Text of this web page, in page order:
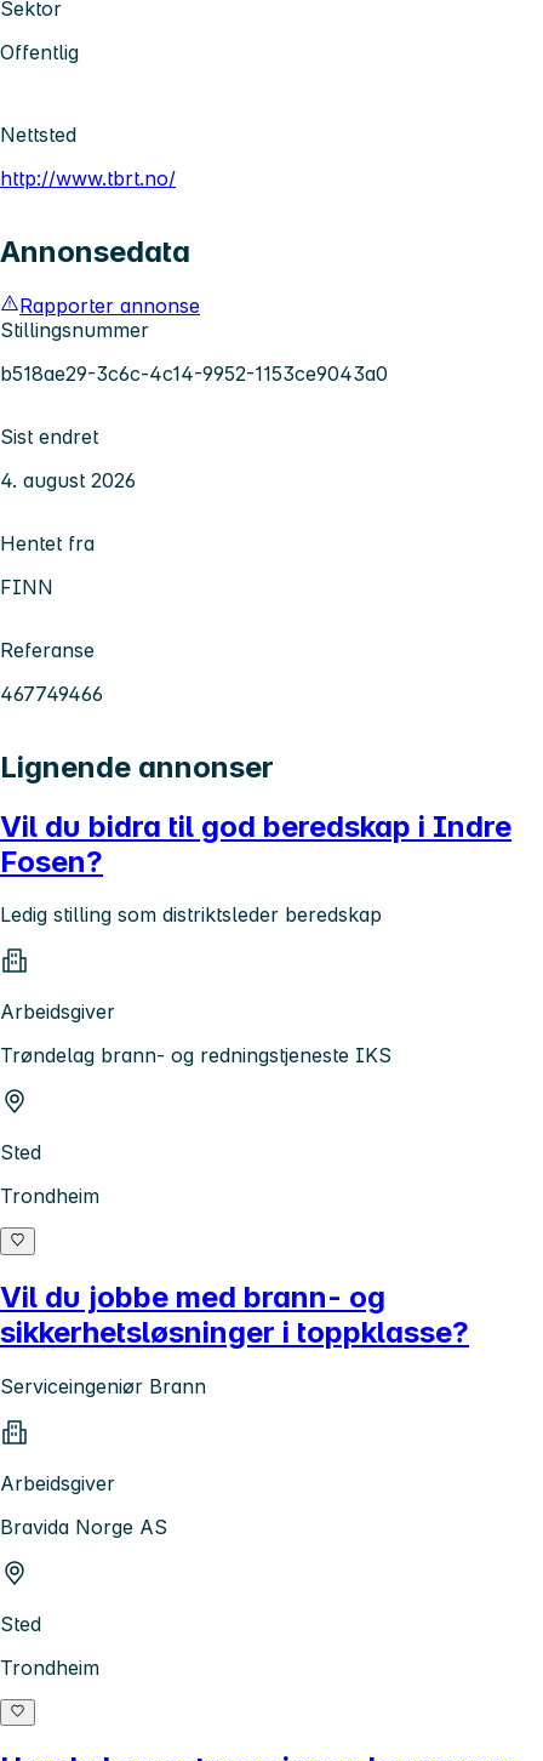
Sektor
Offentlig
Nettsted
http://www.tbrt.no/
Annonsedata
Rapporter annonse
Stillingsnummer
b518ae29-3c6c-4c14-9952-1153ce9043a0
Sist endret
4. august 2026
Hentet fra
FINN
Referanse
467749466
Lignende annonser
Vil du bidra til god beredskap i Indre
Fosen?
Ledig stilling som distriktsleder beredskap
Arbeidsgiver
Trøndelag brann- og redningstjeneste IKS
Sted
Trondheim
Vil du jobbe med brann- og
sikkerhetsløsninger i toppklasse?
Serviceingeniør Brann
Arbeidsgiver
Bravida Norge AS
Sted
Trondheim